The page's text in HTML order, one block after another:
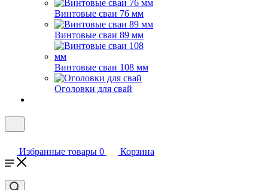
Винтовые сваи 76 мм
Винтовые сваи 89 мм
Винтовые сваи 108 мм
Оголовки для свай
Избранные товары 0 Корзина